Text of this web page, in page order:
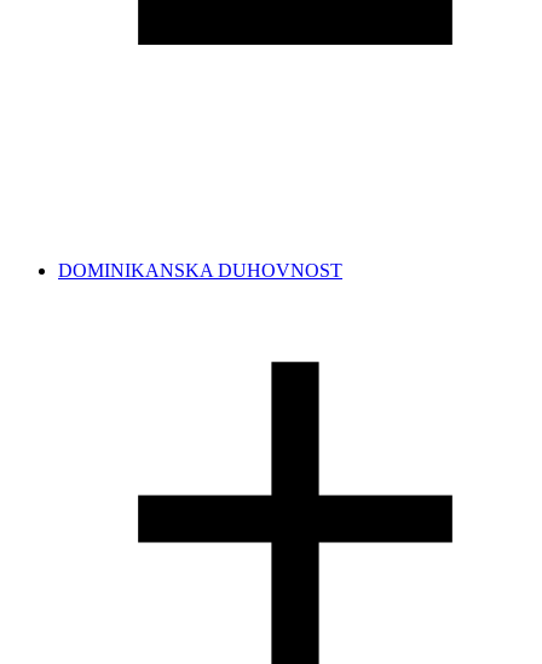
DOMINIKANSKA DUHOVNOST